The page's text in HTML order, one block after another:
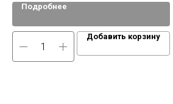
Подробнее
Добавить корзину